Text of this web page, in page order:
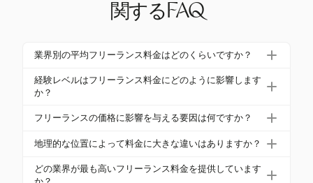
関するFAQ
業界別の平均フリーランス料金はどのくらいですか？
業界によって平均フリーランス料金は大きく異なり
ます。例えば、銀行・金融業界は時給110.88ドルに
0ドル程度です。これらの違いを理解することで、価
格戦略を導くことができます。
経験レベルはフリーランス料金にどのように影響します
か？
経験レベルはフリーランス料金に大きな影響を与え
ジャーは時給約38ドルを得ることができる一方で、
なポートフォリオを構築し、経験を積むことで、よ
フリーランスの価格に影響を与える要因は何ですか？
フリーランスの価格は、業界の需要、経験、地理的
影響を受けます。自己雇用税などの経済的要因も、
地理的な位置によって料金に大きな違いはありますか？
はい、地理的な位置はフリーランス料金に影響を与
えます。例えば、北米は時給56ドルという高い平均
どの業界が最も高いフリーランス料金を提供しています